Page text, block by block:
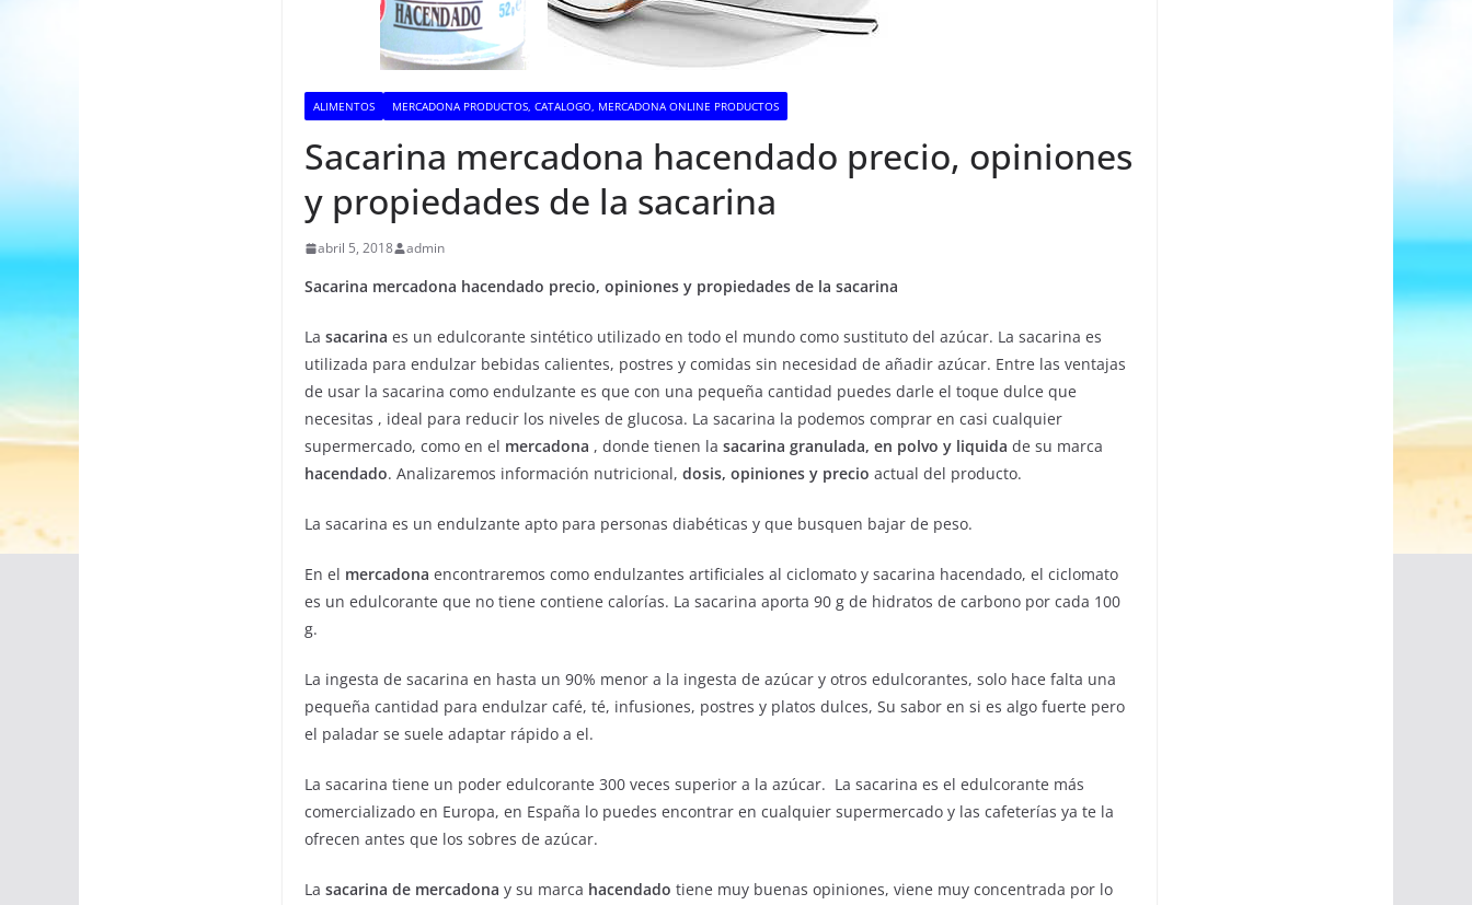
ALIMENTOS MERCADONA PRODUCTOS, CATALOGO, MERCADONA ONLINE PRODUCTOS
Sacarina mercadona hacendado precio, opiniones
y propiedades de la sacarina
abril 5, 2018 admin
Sacarina mercadona hacendado precio, opiniones y propiedades de la sacarina
La sacarina es un edulcorante sintético utilizado en todo el mundo como sustituto del azúcar. La sacarina es
utilizada para endulzar bebidas calientes, postres y comidas sin necesidad de añadir azúcar. Entre las ventajas
de usar la sacarina como endulzante es que con una pequeña cantidad puedes darle el toque dulce que
necesitas , ideal para reducir los niveles de glucosa. La sacarina la podemos comprar en casi cualquier
supermercado, como en el mercadona , donde tienen la sacarina granulada, en polvo y liquida de su marca
hacendado. Analizaremos información nutricional, dosis, opiniones y precio actual del producto.
La sacarina es un endulzante apto para personas diabéticas y que busquen bajar de peso.
En el mercadona encontraremos como endulzantes artificiales al ciclomato y sacarina hacendado, el ciclomato
es un edulcorante que no tiene contiene calorías. La sacarina aporta 90 g de hidratos de carbono por cada 100
g.
La ingesta de sacarina en hasta un 90% menor a la ingesta de azúcar y otros edulcorantes, solo hace falta una
pequeña cantidad para endulzar café, té, infusiones, postres y platos dulces, Su sabor en si es algo fuerte pero
el paladar se suele adaptar rápido a el.
La sacarina tiene un poder edulcorante 300 veces superior a la azúcar. La sacarina es el edulcorante más
comercializado en Europa, en España lo puedes encontrar en cualquier supermercado y las cafeterías ya te la
ofrecen antes que los sobres de azúcar.
La sacarina de mercadona y su marca hacendado tiene muy buenas opiniones, viene muy concentrada por lo